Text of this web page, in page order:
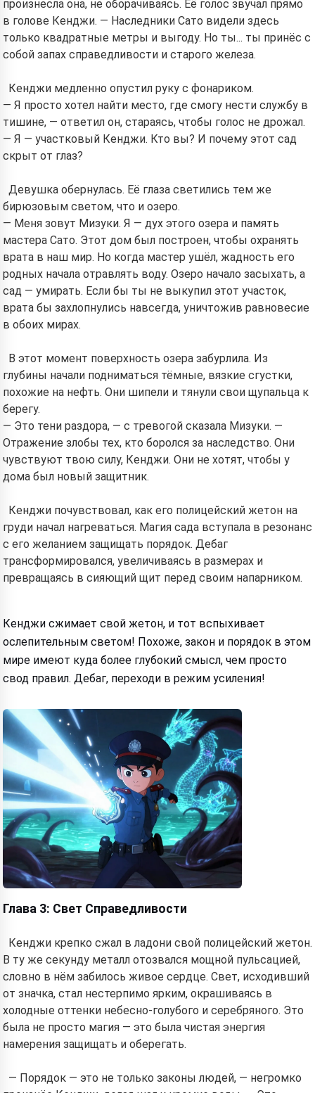
произнесла она, не оборачиваясь. Её голос звучал прямо
в голове Кенджи. — Наследники Сато видели здесь
только квадратные метры и выгоду. Но ты... ты принёс с
собой запах справедливости и старого железа.
Кенджи медленно опустил руку с фонариком.
— Я просто хотел найти место, где смогу нести службу в
тишине, — ответил он, стараясь, чтобы голос не дрожал.
— Я — участковый Кенджи. Кто вы? И почему этот сад
скрыт от глаз?
Девушка обернулась. Её глаза светились тем же
бирюзовым светом, что и озеро.
— Меня зовут Мизуки. Я — дух этого озера и память
мастера Сато. Этот дом был построен, чтобы охранять
врата в наш мир. Но когда мастер ушёл, жадность его
родных начала отравлять воду. Озеро начало засыхать, а
сад — умирать. Если бы ты не выкупил этот участок,
врата бы захлопнулись навсегда, уничтожив равновесие
в обоих мирах.
В этот момент поверхность озера забурлила. Из
глубины начали подниматься тёмные, вязкие сгустки,
похожие на нефть. Они шипели и тянули свои щупальца к
берегу.
— Это тени раздора, — с тревогой сказала Мизуки. —
Отражение злобы тех, кто боролся за наследство. Они
чувствуют твою силу, Кенджи. Они не хотят, чтобы у
дома был новый защитник.
Кенджи почувствовал, как его полицейский жетон на
груди начал нагреваться. Магия сада вступала в резонанс
с его желанием защищать порядок. Дебаг
трансформировался, увеличиваясь в размерах и
превращаясь в сияющий щит перед своим напарником.
Кенджи сжимает свой жетон, и тот вспыхивает
ослепительным светом! Похоже, закон и порядок в этом
мире имеют куда более глубокий смысл, чем просто
свод правил. Дебаг, переходи в режим усиления!
Глава 3: Свет Справедливости
Кенджи крепко сжал в ладони свой полицейский жетон.
В ту же секунду металл отозвался мощной пульсацией,
словно в нём забилось живое сердце. Свет, исходивший
от значка, стал нестерпимо ярким, окрашиваясь в
холодные оттенки небесно-голубого и серебряного. Это
была не просто магия — это была чистая энергия
намерения защищать и оберегать.
— Порядок — это не только законы людей, — негромко